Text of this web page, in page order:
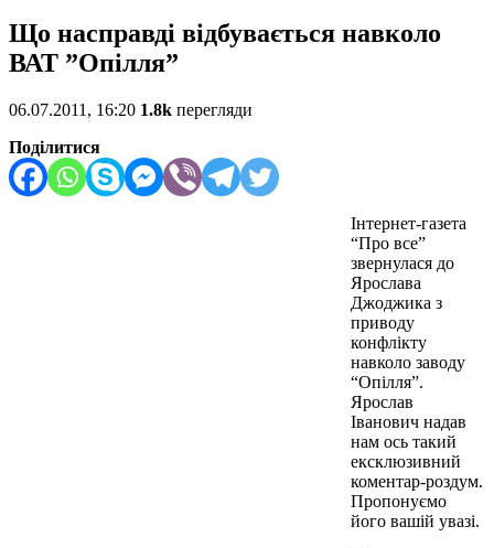
Що насправді відбувається навколо
ВАТ ”Опілля”
06.07.2011, 16:20 1.8k перегляди
Поділитися
Інтернет-газета
“Про все”
звернулася до
Ярослава
Джоджика з
приводу
конфлікту
навколо заводу
“Опілля”.
Ярослав
Іванович надав
нам ось такий
ексклюзивний
коментар-роздум.
Пропонуємо
його вашій увазі.